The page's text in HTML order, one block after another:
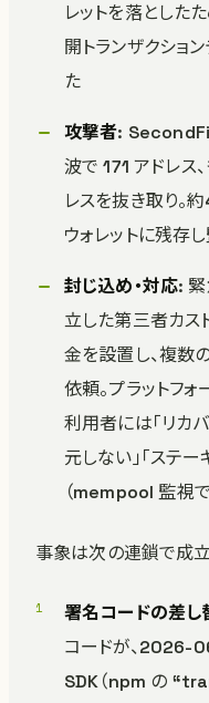
レットを落とした
開トランザクショ
た
攻撃者: SecondFi
波で 171 アドレス
レスを抜き取り
ウォレットに残存
封じ込め・対応:
立した第三者カス
金を設置し、複数
依頼。プラットフ
利用者には「リカ
元しない」「ステ
（mempool 監視
事象は次の連鎖で成立
署名コードの差し
コードが、2026-
SDK（npm の